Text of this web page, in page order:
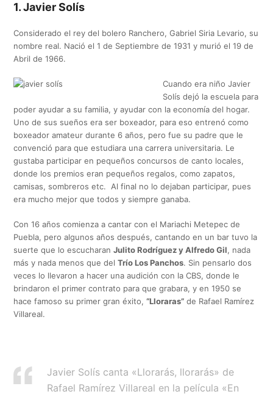
1. Javier Solís
Considerado el rey del bolero Ranchero, Gabriel Siria Levario, su
nombre real. Nació el 1 de Septiembre de 1931 y murió el 19 de
Abril de 1966.
Cuando era niño Javier
Solís dejó la escuela para
poder ayudar a su familia, y ayudar con la economía del hogar.
Uno de sus sueños era ser boxeador, para eso entrenó como
boxeador amateur durante 6 años, pero fue su padre que le
convenció para que estudiara una carrera universitaria. Le
gustaba participar en pequeños concursos de canto locales,
donde los premios eran pequeños regalos, como zapatos,
camisas, sombreros etc. Al final no lo dejaban participar, pues
era mucho mejor que todos y siempre ganaba.
Con 16 años comienza a cantar con el Mariachi Metepec de
Puebla, pero algunos años después, cantando en un bar tuvo la
suerte que lo escucharanJulito Rodríguez y Alfredo Gil, nada
más y nada menos que delTrío Los Panchos. Sin pensarlo dos
veces lo llevaron a hacer una audición con la CBS, donde le
brindaron el primer contrato para que grabara, y en 1950 se
hace famoso su primer gran éxito,“Lloraras” de Rafael Ramírez
Villareal.
Javier Solís canta «Llorarás, llorarás» de
Rafael Ramírez Villareal en la película «En